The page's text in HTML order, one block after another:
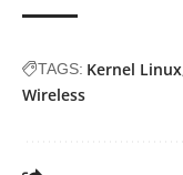
TAGS: Kernel Linux
Wireless